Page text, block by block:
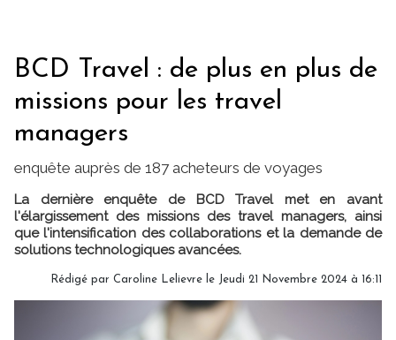
BCD Travel : de plus en plus de
missions pour les travel
managers
enquête auprès de 187 acheteurs de voyages
La dernière enquête de BCD Travel met en avant
l'élargissement des missions des travel managers, ainsi
que l'intensification des collaborations et la demande de
solutions technologiques avancées.
Rédigé par Caroline Lelievre le Jeudi 21 Novembre 2024 à 16:11